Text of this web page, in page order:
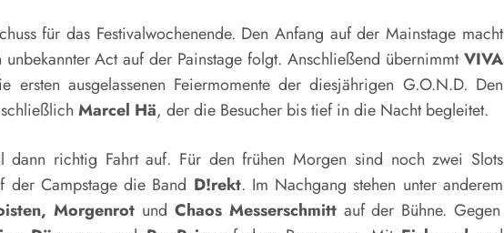
für das Festivalwochenende. Den Anfang auf der Mainstage macht
Act auf der Painstage folgt. Anschließend übernimmtVIVA
ausgelassenen Feiermomente der diesjährigen G.O.N.D. Den
Marcel Hä, der die Besucher bis tief in die Nacht begleitet.
dann richtig Fahrt auf. Für den frühen Morgen sind noch zwei Slots
der Campstage die Band D!rekt. Im Nachgang stehen unter anderem
Morgenrot und Chaos Messerschmitt auf der Bühne. Gegen